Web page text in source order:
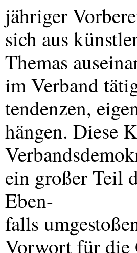
jähriger
sich aus
Themas
im Verband
tendenzen,
hängen. Diese
ein großer Teil
Eben-
falls
Vorwort für die